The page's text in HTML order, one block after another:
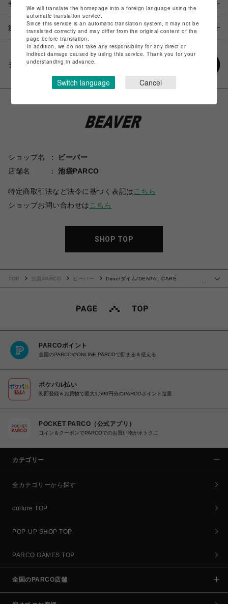
サイズ
注意事項
シェアする
ショップ名
ビーバー
店舗名
池袋PARCO
特定商取引法など法令に基づく表記は こちら
ショップお問い合わせは こちら
SHOP TOP
TOP 池袋PARCO ビーバー
Dime/ダイム/DENTAL CARE
PARCOポイント
全国のPARCOやONLINE PARCOで貯まる＆使える
ポケパル払い
初回登録＆お買物で最大1,500円分のPARCOポイント進呈
POCKET PARCO（公式アプリ）
コイン＆クーポンでPARCOでのお買い物がオトクに
カテゴリー
全カテゴリーから探す
culture TOP
POP-UP SHOP TOP
PARCO GAMES TOP
全国のPARCO店舗
We will translate the homepage into a foreign language using the
automatic translation service.
Since this service is an automatic translation system, it may not be
translated correctly and may differ from the original content of the
page before translation.
In addition, we do not take any responsibility for any direct or
indirect damage caused by using this service. Thank you for your
understanding in advance.
Switch language Cancel